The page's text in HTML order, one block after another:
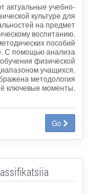
актуальные учебно-
культуре для
на предмет
воспитанию.
пособий
С помощью анализа
физической
учащихся.
методология
ключевые моменты.
Go